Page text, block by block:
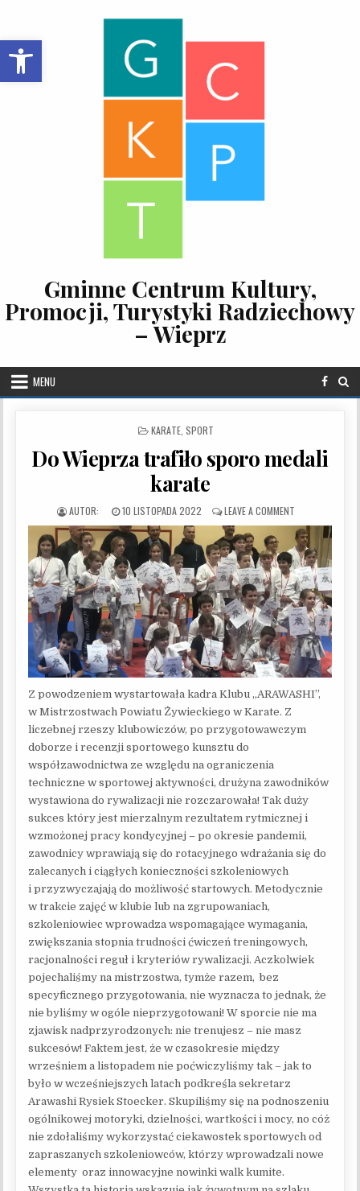
Open toolbar
Gminne Centrum Kultury,
Promocji, Turystyki Radziechowy
– Wieprz
MENU
POSTED IN
KARATE SPORT
Do Wieprza trafiło sporo medali
karate
PUBLISHED DATE:
10 LISTOPADA 2022 LEAVE A COMMENT
Z powodzeniem wystartowała kadra Klubu „ARAWASHI”,
w Mistrzostwach Powiatu Żywieckiego w Karate. Z
liczebnej rzeszy klubowiczów, po przygotowawczym
doborze i recenzji sportowego kunsztu do
współzawodnictwa ze względu na ograniczenia
techniczne w sportowej aktywności, drużyna zawodników
wystawiona do rywalizacji nie rozczarowała! Tak duży
sukces który jest mierzalnym rezultatem rytmicznej i
wzmożonej pracy kondycyjnej – po okresie pandemii,
zawodnicy wprawiają się do rotacyjnego wdrażania się do
zalecanych i ciągłych konieczności szkoleniowych
i przyzwyczajają do możliwość startowych. Metodycznie
w trakcie zajęć w klubie lub na zgrupowaniach,
szkoleniowiec wprowadza wspomagające wymagania,
zwiększania stopnia trudności ćwiczeń treningowych,
racjonalności reguł i kryteriów rywalizacji. Aczkolwiek
pojechaliśmy na mistrzostwa, tymże razem, bez
specyficznego przygotowania, nie wyznacza to jednak, że
nie byliśmy w ogóle nieprzygotowani! W sporcie nie ma
zjawisk nadprzyrodzonych: nie trenujesz – nie masz
sukcesów! Faktem jest, że w czasokresie między
wrześniem a listopadem nie poćwiczyliśmy tak – jak to
było w wcześniejszych latach podkreśla sekretarz
Arawashi Rysiek Stoecker. Skupiliśmy się na podnoszeniu
ogólnikowej motoryki, dzielności, wartkości i mocy, no cóż
nie zdołaliśmy wykorzystać ciekawostek sportowych od
zapraszanych szkoleniowców, którzy wprowadzali nowe
elementy oraz innowacyjne nowinki walk kumite.